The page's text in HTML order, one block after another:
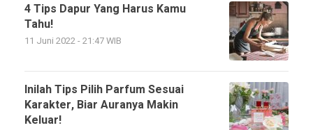
4 Tips Dapur Yang Harus Kamu
Tahu!
11 Juni 2022 - 21:47 WIB
Inilah Tips Pilih Parfum Sesuai
Karakter, Biar Auranya Makin
Keluar!